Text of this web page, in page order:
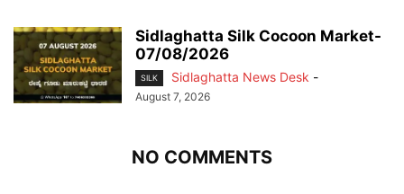
Sidlaghatta Silk Cocoon Market-
07/08/2026
SILK Sidlaghatta News Desk -
August 7, 2026
NO COMMENTS